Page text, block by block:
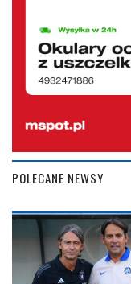
POLECANE NEWSY